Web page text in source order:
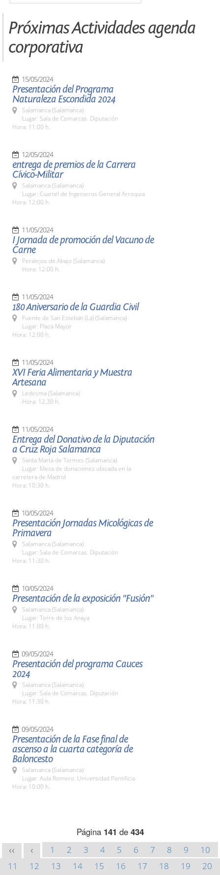
Próximas Actividades agenda
corporativa
15/05/2024
Presentación del Programa
Naturaleza Escondida 2024
Salamanca (Salamanca)
Lugar: Sala de Comarcas. Diputación
Hora: 11:00 h.
12/05/2024
entrega de premios de la Carrera
Cívico-Militar
Salamanca (Salamanca)
Lugar: Cuartel de Ingenieros General Arroquia
Hora: 12:00 h.
11/05/2024
I Jornada de promoción del Vacuno de
Carne
Peralejos de Abajo (Salamanca)
Hora: 12:00 h.
11/05/2024
180 Aniversario de la Guardia Civil
Fuente de San Esteban (La) (Salamanca)
Lugar: Plaza Mayor
Hora: 12:00 h.
11/05/2024
XVI Feria Alimentaria y Muestra
Artesana
Ledesma (Salamanca)
Hora: 12.30 h.
11/05/2024
Entrega del Donativo de la Diputación
a Cruz Roja Salamanca
Santa Marta de Tormes (Salamanca)
Lugar: Mesa de donaciones ubicada en la
carretera de Madrid
Hora: 10:30 h.
10/05/2024
Presentación Jornadas Micológicas de
Primavera
Salamanca (Salamanca)
Lugar: Sala de Comarcas. Diputación
Hora: 11:30 h.
10/05/2024
Presentación de la exposición "Fusión"
Salamanca (Salamanca)
Lugar: Torre de los Anaya
Hora: 11:00 h.
09/05/2024
Presentación del programa Cauces
2024
Salamanca (Salamanca)
Lugar: Sala de Comarcas. Diputación
Hora: 11:30 h.
09/05/2024
Presentación de la Fase final de
ascenso a la cuarta categoría de
Baloncesto
Salamanca (Salamanca)
Lugar: Aula Romero. Universidad Pontificia
Hora: 10:00 h.
Página 141 de 434
<< < 1 2 3 4 5 6 7 8 9
10
11
12 13 14 15 16 17 18 19
20